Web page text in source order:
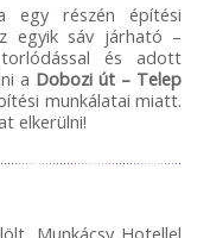
egy részén építési
egyik sáv járható –
és adott
a Dobozi út – Telep
munkálatai miatt.
elkerülni!
Munkácsy Hotellel